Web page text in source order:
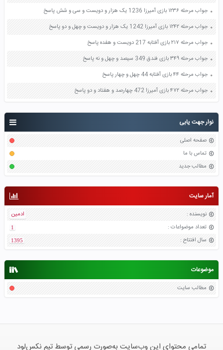
نوار جهت یابی
صفحه اصلی
تماس با ما
مطالب جدید
آمار سایت
نویسنده :
ادمین
تعداد موضواعات :
1
سال افتتاح :
1395
موضوعات
مطالب سایت
جواب مرحله ۱۲۳۶ بازی آمیرزا 1236 یک هزار و دویست و سی و شش پاسخ
جواب مرحله ۱۲۴۲ بازی آمیرزا 1242 یک هزار و دویست و چهل و دو پاسخ
جواب مرحله ۲۱۷ بازی آفتابه 217 دویست و هفده پاسخ
جواب مرحله ۳۴۹ بازی فندق 349 سیصد و چهل و نه پاسخ
جواب مرحله ۴۴ بازی آفتابه 44 چهل و چهار پاسخ
جواب مرحله ۴۷۲ بازی آمیرزا 472 چهارصد و هفتاد و دو پاسخ
تمامی محتوای این وب‌سایت به‌صورت رسمی توسط تیم نکس‌لود